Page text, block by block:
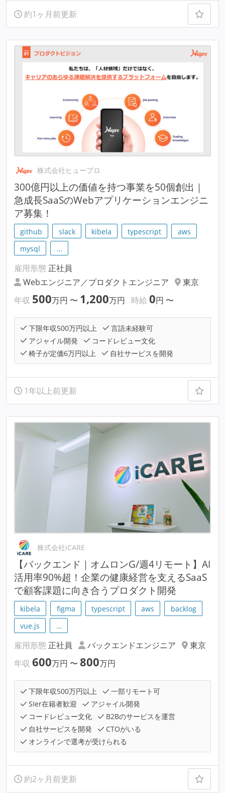
約1ヶ月前更新
株式会社ヒュープロ
300億円以上の価値を持つ事業を50個創出｜
急成長SaaSのWebアプリケーションエンジニ
ア募集！
github slack kibela typescript
aws
mysql
…
雇用形態 正社員
Webエンジニア／プロダクトエンジニア
東京
年収 500万円 〜 1,200万円 時給 0円 〜
下限年収500万円以上
言語未経験可
アジャイル開発
コードレビュー文化
椅子が定価6万円以上
自社サービスを開発
1年以上前更新
株式会社iCARE
【バックエンド｜オムロンG/週4リモート】AI
活用率90%超！企業の健康経営を支えるSaaS
で顧客課題に向き合うプロダクト開発
kibela figma typescript aws
backlog
vue.js
…
雇用形態 正社員 バックエンドエンジニア
東京
年収 600万円 〜 800万円
下限年収500万円以上
一部リモート可
SIer在籍者歓迎
アジャイル開発
コードレビュー文化
B2Bのサービスを運営
自社サービスを開発
CTOがいる
オンラインで選考が受けられる
約2ヶ月前更新